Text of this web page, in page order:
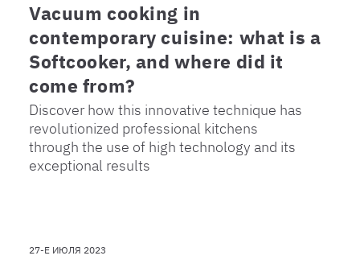
Vacuum cooking in
contemporary cuisine: what is a
Softcooker, and where did it
come from?
Discover how this innovative technique has
revolutionized professional kitchens
through the use of high technology and its
exceptional results
27-Е ИЮЛЯ 2023